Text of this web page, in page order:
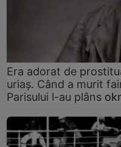
Era adorat de
uriaș. Când a murit
Parisului l-au plâns